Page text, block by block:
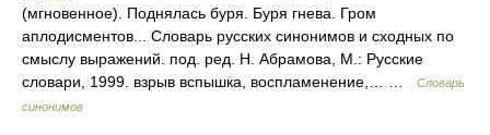
(мгновенное). Поднялась буря. Буря гнева. Гром
аплодисментов... Словарь русских синонимов и сходных по
смыслу выражений. под. ред. Н. Абрамова, М.: Русские
словари, 1999. взрыв вспышка, воспламенение,… …
Словарь
синонимов